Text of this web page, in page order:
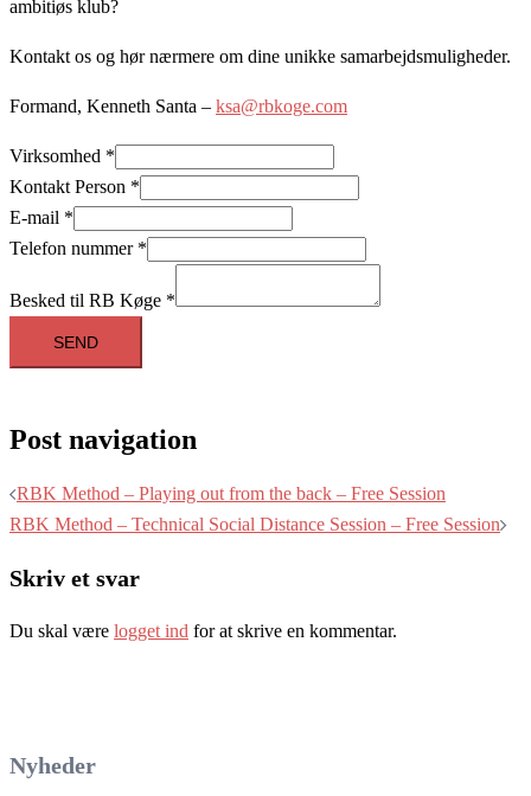
ambitiøs klub?
Kontakt os og hør nærmere om dine unikke samarbejdsmuligheder.
Formand, Kenneth Santa – ksa@rbkoge.com
Virksomhed *
Kontakt Person *
E-mail *
Telefon nummer *
Besked til RB Køge *
SEND
Post navigation
RBK Method – Playing out from the back – Free Session
RBK Method – Technical Social Distance Session – Free Session
Skriv et svar
Du skal være logget ind for at skrive en kommentar.
Nyheder